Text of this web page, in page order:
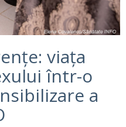
viața
într-o
a